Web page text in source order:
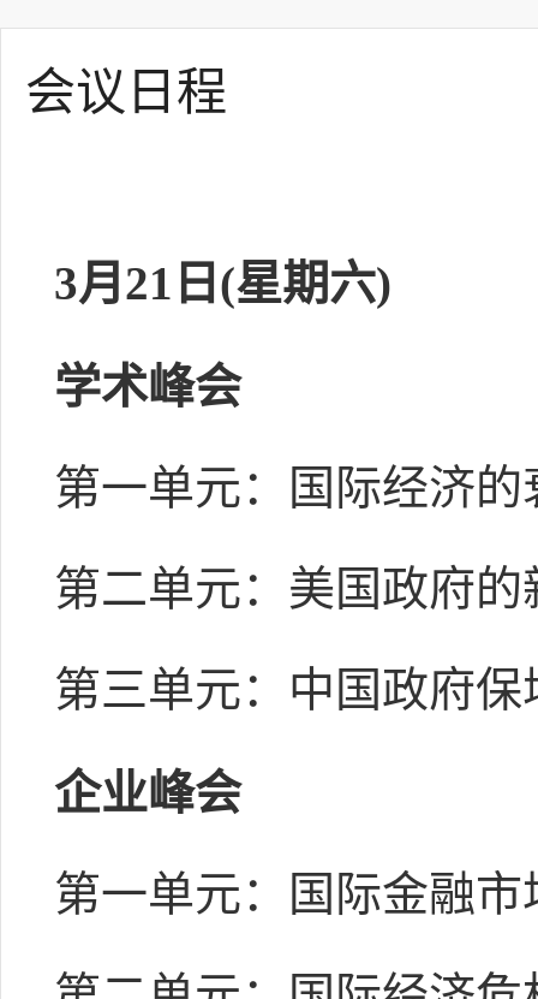
会议日程
3月21日(星期六)
学术峰会
第一单元：国际经济
第二单元：美国政府
第三单元：中国政府
企业峰会
第一单元：国际金融